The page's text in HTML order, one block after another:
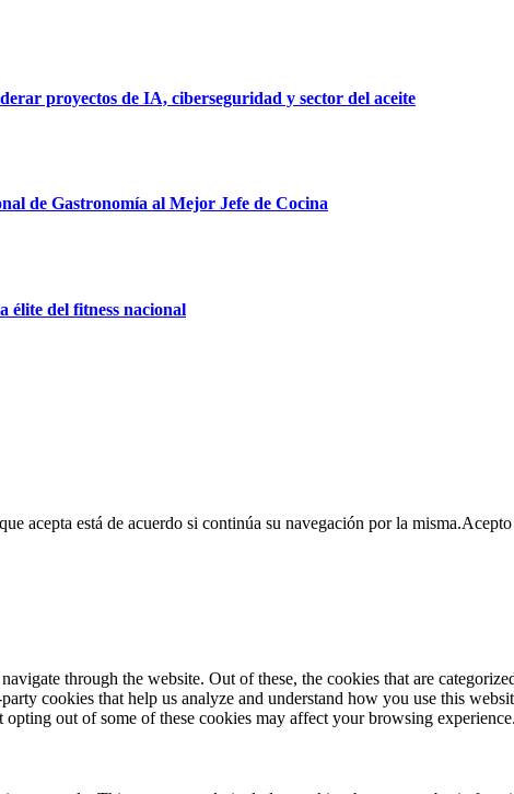
proyectos de IA, ciberseguridad y sector del aceite
de Gastronomía al Mejor Jefe de Cocina
élite del fitness nacional
acepta está de acuerdo si continúa su navegación por la misma.Acepto
through the website. Out of these, the cookies that are
cookies that help us analyze and understand how you use this
out of some of these cookies may affect your browsing experience.